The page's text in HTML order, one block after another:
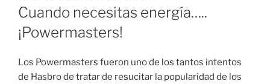
ON
Cuando necesitas energía…..
¡Powermasters!
Los Powermasters fueron uno de los tantos intentos
de Hasbro de tratar de resucitar la popularidad de los